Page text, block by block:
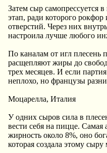
Затем сыр самопрессуется
этап, ради которого
отверстий. Через них
настроила лучше любого
По каналам от игл плесень
расщепляют жиры до
трех месяцев. И если
неплохо, но французы
Моцарелла, Италия
У одних сыров сила в
вести себя на пицце. Самая
жирность около 8%, оно
которая создала этому